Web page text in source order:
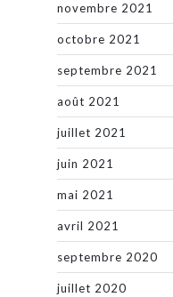
novembre 2021
octobre 2021
septembre 2021
août 2021
juillet 2021
juin 2021
mai 2021
avril 2021
septembre 2020
juillet 2020